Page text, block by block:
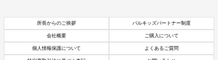
所長からのご挨拶 パルキッズパートナー制度
会社概要 ご購入について
個人情報保護について よくあるご質問